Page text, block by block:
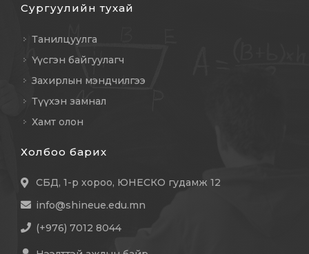
Сургуулийн тухай
Танилцуулга
Үүсгэн байгуулагч
Захирлын мэндчилгээ
Түүхэн замнал
Хамт олон
Холбоо барих
СБД, 1-р хороо, ЮНЕСКО гудамж 12
info@shineue.edu.mn
(+976) 7012 8044